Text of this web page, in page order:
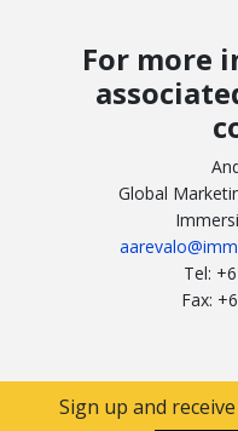
For more
Global
Tel:
Fax:
Sign up and